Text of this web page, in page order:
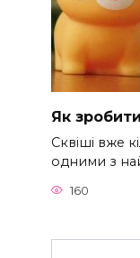
Як
Сквіші вже
одними з
160